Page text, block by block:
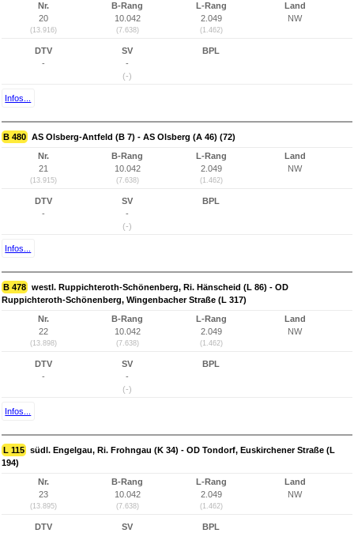
Nr.
20
(13.916)
B-Rang
10.042
(7.638)
L-Rang
2.049
(1.462)
Land
NW
DTV
-
SV
-
(-)
BPL
Infos...
B 480 AS Olsberg-Antfeld (B 7) - AS Olsberg (A 46) (72)
Nr.
21
(13.915)
B-Rang
10.042
(7.638)
L-Rang
2.049
(1.462)
Land
NW
DTV
-
SV
-
(-)
BPL
Infos...
B 478 westl. Ruppichteroth-Schönenberg, Ri. Hänscheid (L 86) - OD
Ruppichteroth-Schönenberg, Wingenbacher Straße (L 317)
Nr.
22
(13.898)
B-Rang
10.042
(7.638)
L-Rang
2.049
(1.462)
Land
NW
DTV
-
SV
-
(-)
BPL
Infos...
L 115 südl. Engelgau, Ri. Frohngau (K 34) - OD Tondorf, Euskirchener Straße (L
194)
Nr.
23
(13.895)
B-Rang
10.042
(7.638)
L-Rang
2.049
(1.462)
Land
NW
DTV
SV
BPL